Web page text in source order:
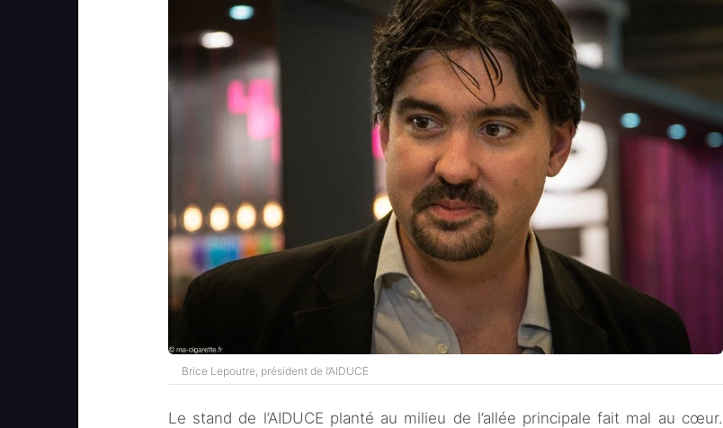
Brice Lepoutre, président de l’AIDUCE
Le stand de l’AIDUCE planté au milieu de l’allée principale fait mal au cœur.